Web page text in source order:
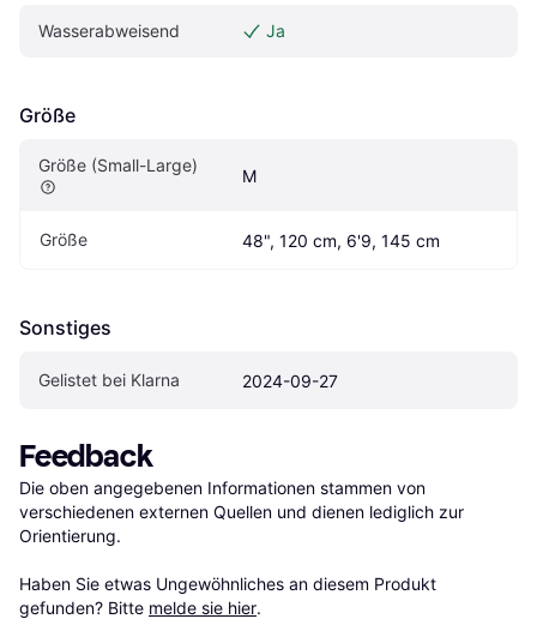
Wasserabweisend Ja
Größe
Größe (Small-Large)
M
Größe 48", 120 cm, 6'9, 145 cm
Sonstiges
Gelistet bei Klarna 2024-09-27
Feedback
Die oben angegebenen Informationen stammen von
verschiedenen externen Quellen und dienen lediglich zur
Orientierung.
Haben Sie etwas Ungewöhnliches an diesem Produkt
gefunden? Bitte melde sie hier.